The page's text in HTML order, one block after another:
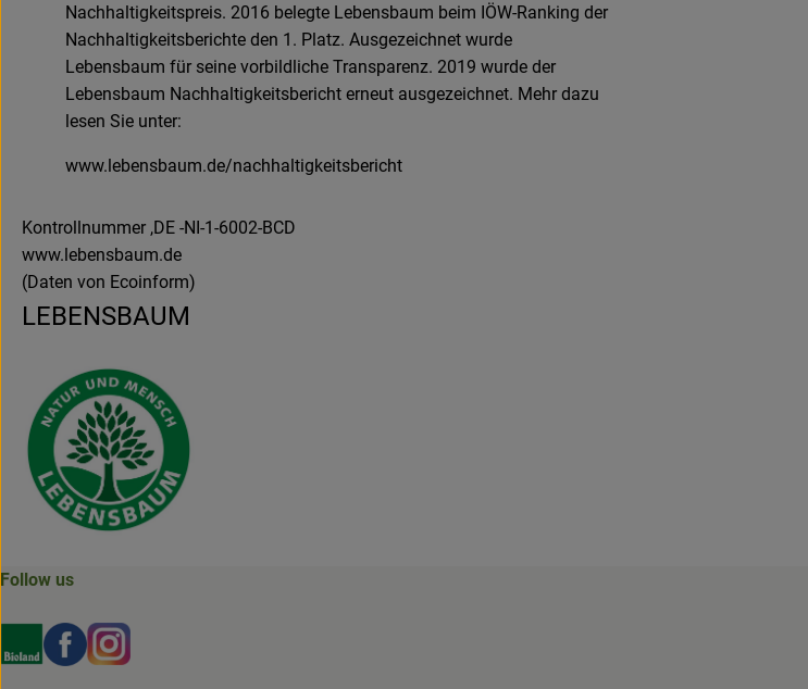
Nachhaltigkeitspreis. 2016 belegte Lebensbaum beim IÖW-Ranking der
Nachhaltigkeitsberichte den 1. Platz. Ausgezeichnet wurde
Lebensbaum für seine vorbildliche Transparenz. 2019 wurde der
Lebensbaum Nachhaltigkeitsbericht erneut ausgezeichnet. Mehr dazu
lesen Sie unter:
www.lebensbaum.de/nachhaltigkeitsbericht
Kontrollnummer ,DE -NI-1-6002-BCD
www.lebensbaum.de
(Daten von Ecoinform)
LEBENSBAUM
Follow us
Externer Link zu https://www.bioland.de/verbraucher
Externer Link zu https://www.facebook.com/martinshof/
Externer Link zu https://www.instagram.com/biobus_bringts/